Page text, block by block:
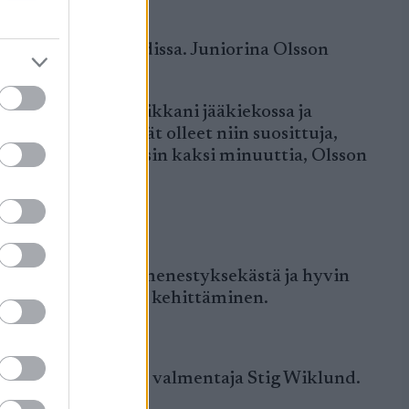
ollut Östersundissa. Juniorina Olsson
kuin tekniikkani jääkiekossa ja
ja jalkapallo eivät olleet niin suosittuja,
viimeinen, hävisin kaksi minuuttia, Olsson
Olsson on osa menestyksekästä ja hyvin
ja kroppansa kehittäminen.
ollut henkinen valmentaja Stig Wiklund.